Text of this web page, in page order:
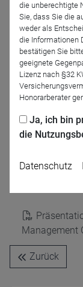
Moderation
Frank Müller
Management
Zurück
die unberechtigte
Sie, dass Sie die
weder als
die Informationen
bestätigen Sie
geeignete
Lizenz nach §32
Honorarberater
Ja, ich bin
die
Datenschutz